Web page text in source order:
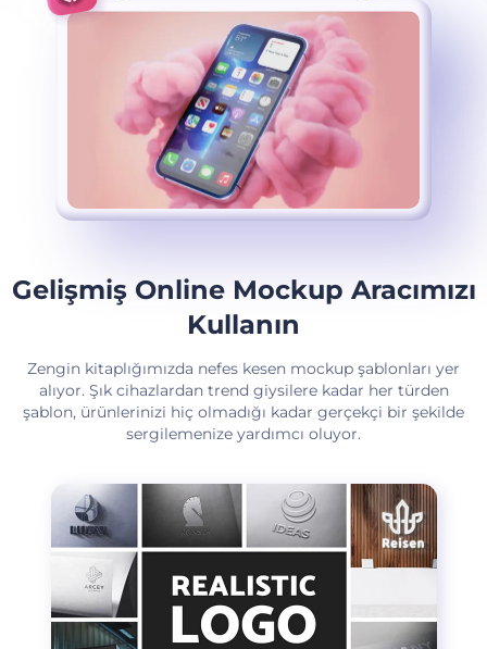
Gelişmiş Online Mockup Aracımızı
Kullanın
Zengin kitaplığımızda nefes kesen mockup şablonları yer
alıyor. Şık cihazlardan trend giysilere kadar her türden
şablon, ürünlerinizi hiç olmadığı kadar gerçekçi bir şekilde
sergilemenize yardımcı oluyor.